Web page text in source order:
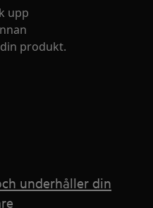
upp
produkt.
underhåller din